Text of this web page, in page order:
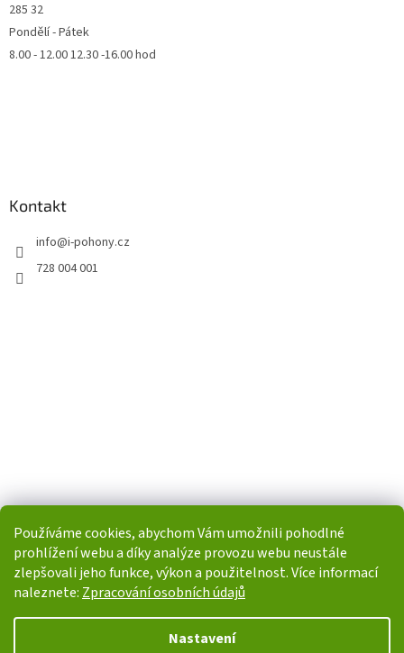
Používáme cookies, abychom Vám umožnili pohodlné
prohlížení webu a díky analýze provozu webu neustále
zlepšovali jeho funkce, výkon a použitelnost. Více informací
naleznete: Zpracování osobních údajů
Nastavení
285 32
Pondělí - Pátek
8.00 - 12.00 12.30 -16.00 hod
Kontakt
info@i-pohony.cz
728 004 001